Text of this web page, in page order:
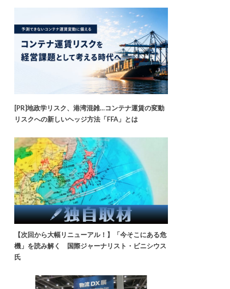
[PR]地政学リスク、港湾混雑…コンテナ運賃の変動
リスクへの新しいヘッジ方法「FFA」とは
【次回から大幅リニューアル！】「今そこにある危
機」を読み解く 国際ジャーナリスト・ビニシウス
氏